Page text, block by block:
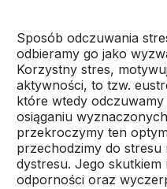
Sposób odczuwania
odbieramy go jako
Korzystny stres,
aktywności, to tzw.
które wtedy
osiąganiu
przekroczymy ten
przechodzimy do
dystresu. Jego skutkiem
odporności oraz